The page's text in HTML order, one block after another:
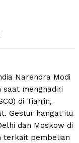
Narendra Modi
saat menghadiri
di Tianjin,
Gestur hangat itu
dan Moskow di
terkait pembelian